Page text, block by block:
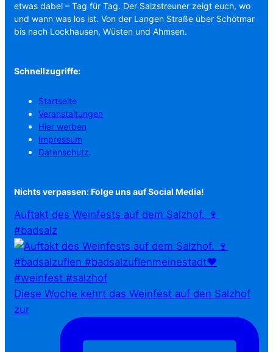
etwas dabei – Tag für Tag. Der Salzstreuner zeigt euch, wo
und wann was los ist. Von der Langen Straße über Schötmar
bis nach Lockhausen, Wüsten und Ahmsen.
Schnellzugriffe:
Startseite
Veranstaltungen
Hier werben
Impressum
Datenschutz
Nichts verpassen: Folge uns auf Social Media!
Auftakt des Weinfests auf dem Salzhof. 🍷
#badsalz
Diese Woche kehrt das Weinfest auf den Salzhof
zur